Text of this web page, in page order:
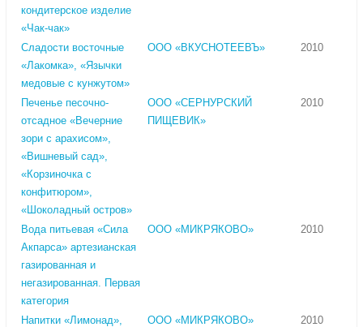
кондитерское изделие
«Чак-чак»
Сладости восточные
«Лакомка», «Язычки
медовые с кунжутом»
ООО «ВКУСНОТЕЕВЪ» 2010
Печенье песочно-
отсадное «Вечерние
зори с арахисом»,
«Вишневый сад»,
«Корзиночка с
конфитюром»,
«Шоколадный остров»
ООО «СЕРНУРСКИЙ
ПИЩЕВИК»
2010
Вода питьевая «Сила
Акпарса» артезианская
газированная и
негазированная. Первая
категория
ООО «МИКРЯКОВО» 2010
Напитки «Лимонад», ООО «МИКРЯКОВО» 2010